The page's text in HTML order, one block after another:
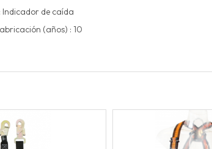
Indicador de caída
(años) : 10